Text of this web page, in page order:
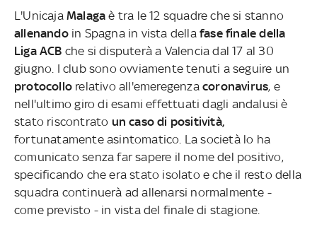
L'Unicaja Malaga è tra le 12 squadre che si stanno
allenandoin Spagna in vista dellafase finale della
Liga ACB che si disputerà a Valencia dal 17 al 30
giugno. I club sono ovviamente tenuti a seguire un
protocollo relativo all'emeregenzacoronavirus, e
nell'ultimo giro di esami effettuati dagli andalusi è
stato riscontrato un caso di positività,
fortunatamente asintomatico. La società lo ha
comunicato senza far sapere il nome del positivo,
specificando che era stato isolato e che il resto della
squadra continuerà ad allenarsi normalmente -
come previsto - in vista del finale di stagione.